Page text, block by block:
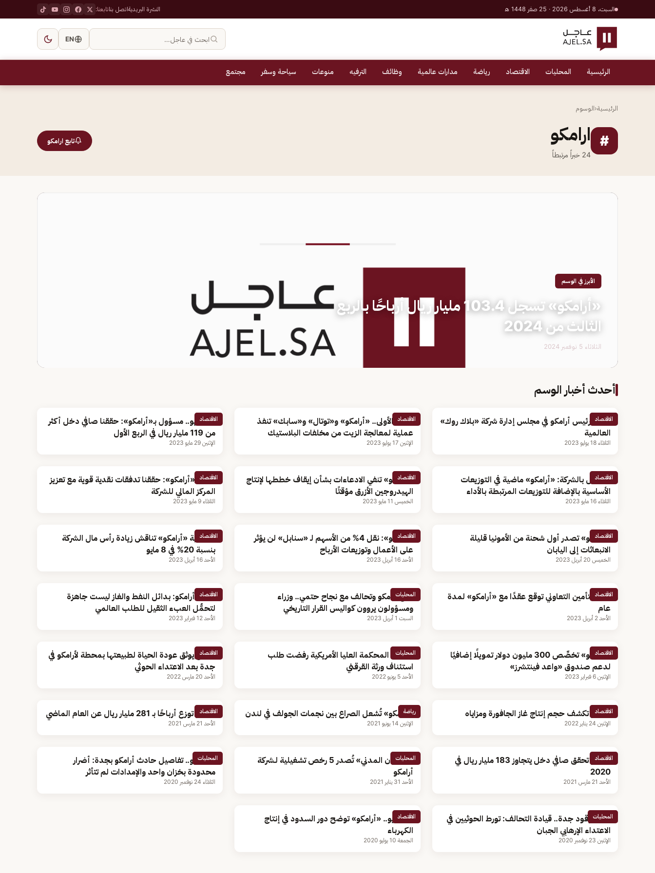
السبت، 8 أغسطس 2026 · 25 صفر 1448 هـ النشرة البريديةاتصل بناتابعنا:
ابحث في عاجل… EN
الرئيسية المحليات الاقتصاد رياضة مدارات عالمية وظائف الترفيه منوعات سياحة وسفر مجتمع
الرئيسية‹الوسوم
# ارامكو
24 خبراً مرتبطاً
تابع ارامكو
الأبرز في الوسم
«أرامكو» تسجل 103.4 مليار ريال أرباحًا بالربع
الثالث من 2024
الثلاثاء 5 نوفمبر 2024
أحدث أخبار الوسم
الاقتصاد
تعيين رئيس أرامكو في مجلس إدارة شركة «بلاك روك»
العالمية
الثلاثاء 18 يوليو 2023
الاقتصاد
للمرة الأولى.. «أرامكو» و«توتال» و«سابك» تنفذ
عملية لمعالجة الزيت من مخلفات البلاستيك
الإثنين 17 يوليو 2023
الاقتصاد
بالفيديو.. مسؤول بـ«أرامكو»: حققنا صافي دخل أكثر
من 119 مليار ريال في الربع الأول
الإثنين 29 مايو 2023
الاقتصاد
مسؤول بالشركة: «أرامكو» ماضية في التوزيعات
الأساسية بالإضافة للتوزيعات المرتبطة بالأداء
الثلاثاء 16 مايو 2023
الاقتصاد
«أرامكو» تنفي الادعاءات بشأن إيقاف خططها لإنتاج
الهيدروجين الأزرق مؤقتًا
الخميس 11 مايو 2023
الاقتصاد
رئيس «أرامكو»: حققنا تدفقات نقدية قوية مع تعزيز
المركز المالي للشركة
الثلاثاء 9 مايو 2023
الاقتصاد
«أرامكو» تصدر أول شحنة من الأمونيا قليلة
الانبعاثات إلى اليابان
الخميس 20 أبريل 2023
الاقتصاد
«أرامكو»: نقل 4% من الأسهم لـ «سنابل» لن يؤثر
على الأعمال وتوزيعات الأرباح
الأحد 16 أبريل 2023
الاقتصاد
عمومية «أرامكو» تناقش زيادة رأس مال الشركة
بنسبة 20% في 8 مايو
الأحد 16 أبريل 2023
الاقتصاد
ولاء للتأمين التعاوني توقع عقدًا مع «أرامكو» لمدة
عام
الأحد 2 أبريل 2023
المحليات
طرح أرامكو وتحالف مع نجاح حتمي.. وزراء
ومسؤولون يروون كواليس القرار التاريخي
السبت 1 أبريل 2023
الاقتصاد
رئيس أرامكو: بدائل النفط والغاز ليست جاهزة
لتحمُّل العبء الثقيل للطلب العالمي
الأحد 12 فبراير 2023
الاقتصاد
«أرامكو» تخصِّص 300 مليون دولار تمويلًا إضافيًا
لدعم صندوق «واعد فينتشرز»
الإثنين 6 فبراير 2023
المحليات
أرامكو: المحكمة العليا الأمريكية رفضت طلب
استئناف ورثة القرقني
الأحد 5 يونيو 2022
الاقتصاد
مقطع يوثق عودة الحياة لطبيعتها بمحطة لأرامكو في
جدة بعد الاعتداء الحوثي
الأحد 20 مارس 2022
الاقتصاد
أرامكو تكشف حجم إنتاج غاز الجافورة ومزاياه
الإثنين 24 يناير 2022
رياضة
«أرامكو» تُشعل الصراع بين نجمات الجولف في لندن
الإثنين 14 يونيو 2021
الاقتصاد
أرامكو توزع أرباحًا بـ 281 مليار ريال عن العام الماضي
الأحد 21 مارس 2021
الاقتصاد
أرامكو تحقق صافي دخل يتجاوز 183 مليار ريال في
2020
الأحد 21 مارس 2021
المحليات
«الطيران المدني» تُصدر 5 رخص تشغيلية لـشركة
أرامكو
الأحد 31 يناير 2021
المحليات
بالفيديو.. تفاصيل حادث أرامكو بجدة: أضرار
محدودة بخزان واحد والإمدادات لم تتأثر
الثلاثاء 24 نوفمبر 2020
المحليات
خزان وقود جدة.. قيادة التحالف: تورط الحوثيين في
الاعتداء الإرهابي الجبان
الإثنين 23 نوفمبر 2020
الاقتصاد
بالفيديو.. «أرامكو» توضح دور السدود في إنتاج
الكهرباء
الجمعة 10 يوليو 2020